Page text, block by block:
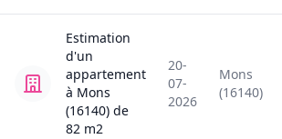
Estimation
d'un
appartement
à Mons
(16140) de
82 m2
20-
07-
2026
Mons
(16140)